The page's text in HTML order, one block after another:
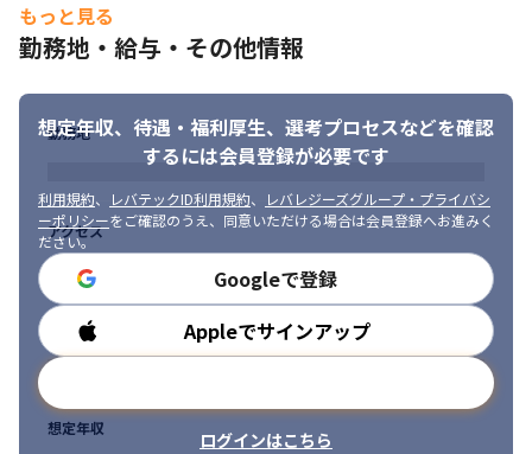
もっと見る
勤務地・給与・その他情報
想定年収、待遇・福利厚生、 選考プロセスなどを確認
するには会員登録が必要です
利用規約、 レバテックID利用規約、
レバレジーズグループ・プライバシ
ーポリシーをご確認のうえ、同意いただける場合は会員登録へお進みく
ださい。
Googleで登録
Appleでサインアップ
ログインはこちら
勤務地
アクセス
勤務時間
想定年収